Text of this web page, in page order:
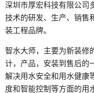
深圳市厚宏科技有限公司
技术的研发、生产、销售
装工程品牌。
智水大师，主要为新装修
计，产品，安装到售后的
解决用水安全和用水健康
度和智能控制等方面的用